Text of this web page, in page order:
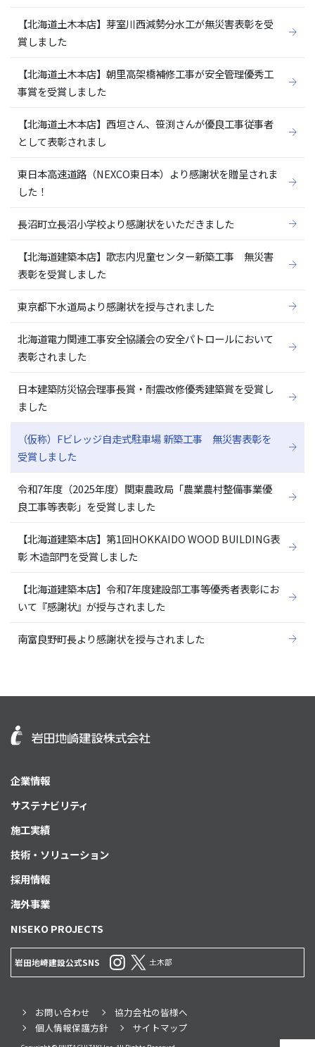
【北海道土木本店】芽室川西減勢分水工が無災害表彰を受
賞しました
【北海道土木本店】朝里高架橋補修工事が安全管理優秀工
事賞を受賞しました
【北海道土木本店】西垣さん、笹渕さんが優良工事従事者
として表彰されまし
東日本高速道路（NEXCO東日本）より感謝状を贈呈されま
した！
長沼町立長沼小学校より感謝状をいただきました
【北海道建築本店】歌志内児童センター新築工事 無災害
表彰を受賞しました
東京都下水道局より感謝状を授与されました
北海道電力関連工事安全協議会の安全パトロールにおいて
表彰されました
日本建築防災協会理事長賞・耐震改修優秀建築賞を受賞し
ました
（仮称）Fビレッジ自走式駐車場 新築工事 無災害表彰を
受賞しました
令和7年度（2025年度）関東農政局「農業農村整備事業優
良工事等表彰」を受賞しました
【北海道建築本店】第1回HOKKAIDO WOOD BUILDING表
彰 木造部門を受賞しました
【北海道建築本店】令和7年度建設部工事等優秀者表彰にお
いて『感謝状』が授与されました
南富良野町長より感謝状を授与されました
企業情報
サステナビリティ
施工実績
技術・ソリューション
採用情報
海外事業
NISEKO PROJECTS
岩田地崎建設公式SNS 土木部
お問い合わせ
協力会社の皆様へ
個人情報保護方針
サイトマップ